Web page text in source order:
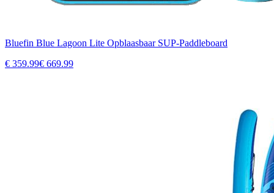
Bluefin Blue Lagoon Lite Opblaasbaar SUP-Paddleboard
€ 359.99€ 669.99